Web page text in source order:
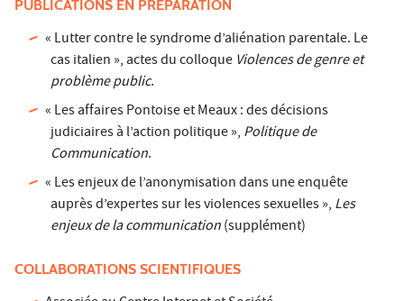
PUBLICATIONS EN PRÉPARATION
« Lutter contre le syndrome d’aliénation parentale. Le
cas italien », actes du colloque Violences de genre et
problème public.
« Les affaires Pontoise et Meaux : des décisions
judiciaires à l’action politique », Politique de
Communication.
« Les enjeux de l’anonymisation dans une enquête
auprès d’expertes sur les violences sexuelles », Les
enjeux de la communication(supplément)
COLLABORATIONS SCIENTIFIQUES